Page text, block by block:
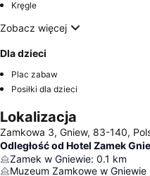
Kręgle
Zobacz więcej
Dla dzieci
Plac zabaw
Posiłki dla dzieci
Lokalizacja
Zamkowa 3, Gniew, 83-140,
Odległość od Hotel Zamek
Zamek w Gniewie: 0.1 km